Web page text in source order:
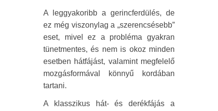
A leggyakoribb a gerincferdülés, de
ez még viszonylag a „szerencsésebb”
eset, mivel ez a probléma gyakran
tünetmentes, és nem is okoz minden
esetben hátfájást, valamint megfelelő
mozgásformával könnyű kordában
tartani.
A klasszikus hát- és derékfájás a